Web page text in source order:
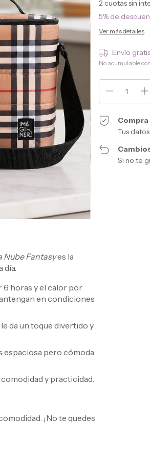
2 cuotas sin
5% de
Ver más detalles
Envío gratis
No acumulable
Tus
Si no te
Nube Fantasyes la
6 horas y el calor por
en condiciones
le da un toque divertido y
espaciosa pero cómoda
y practicidad.
¡No te quedes